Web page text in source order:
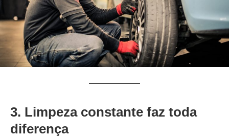
3. Limpeza constante faz toda
diferença